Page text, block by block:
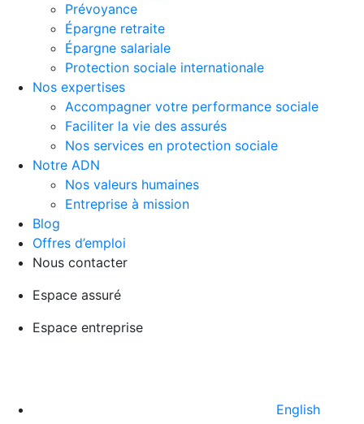
Prévoyance
Épargne retraite
Épargne salariale
Protection sociale internationale
Nos expertises
Accompagner votre performance sociale
Faciliter la vie des assurés
Nos services en protection sociale
Notre ADN
Nos valeurs humaines
Entreprise à mission
Blog
Offres d’emploi
Nous contacter
Espace assuré
Espace entreprise
English